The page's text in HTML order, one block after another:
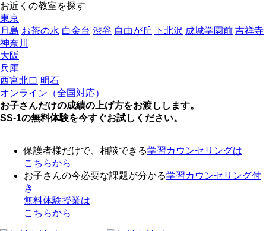
お近くの教室を探す
東京
月島 お茶の水 白金台 渋谷 自由が丘 下北沢 成城学園前 吉祥寺
神奈川
大阪
兵庫
西宮北口 明石
オンライン（全国対応）
お子さんだけの成績の上げ方をお渡しします。
SS-1の無料体験を今すぐお試しください。
保護者様だけで、相談できる学習カウンセリングは
こちらから
お子さんの今必要な課題が分かる学習カウンセリング付
き
無料体験授業は
こちらから